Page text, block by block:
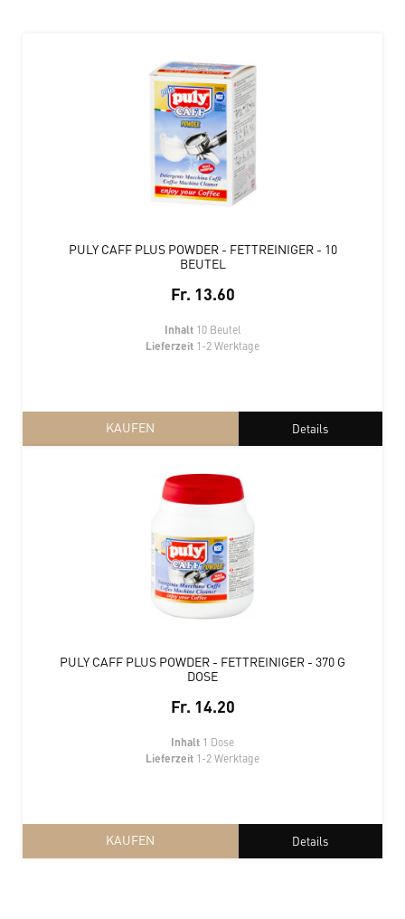
PULY CAFF PLUS POWDER - FETTREINIGER - 10
BEUTEL
Fr. 13.60
Inhalt 10 Beutel
Lieferzeit 1-2 Werktage
Details
KAUFEN
PULY CAFF PLUS POWDER - FETTREINIGER - 370 G
DOSE
Fr. 14.20
Inhalt 1 Dose
Lieferzeit 1-2 Werktage
Details
KAUFEN